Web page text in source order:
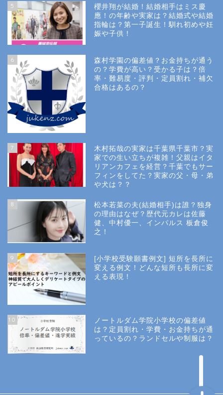
5
櫻井翔が結婚！結婚相手はミス慶
應！の年齢や実家は？結婚式や結婚
指輪は？第一子誕生！馴れ初めや妊
娠や子供！
6
森村学園の偏差値？お金持ちが通う
の？学費が高い？受かる子は？倍
率・難易度・評判・定員割れ・補欠
合格はあるの？
7
木村拓哉の実家は千葉県千葉市？実
家での生い立ちが複雑！父親はイタ
リアンカフェを経営？千葉でもサー
フィンをしてた？実家の父・母・弟
や犬は？？
8
松本若菜の夫(結婚相手)は誰？独身
の理由はなぜ？歴代元カレは佐藤
健、中村優一、インパルス 板倉俊
之！
9
[小学校受験願書例文] 短所を長所に
変える例文！どんな短所も長所に変
える表現！
10
ノートルダム学院小学校の偏差値
は？定員割れ・学費・お金持ちが通
っているの？ランドセルや制服は？
Privacy Policy
小学校受験
所長コラム
説明会や面接の服装